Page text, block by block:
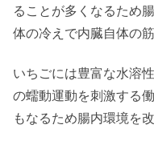
ることが多くなるため
体の冷えで内臓自体の
いちごには豊富な水溶
の蠕動運動を刺激する
もなるため腸内環境を